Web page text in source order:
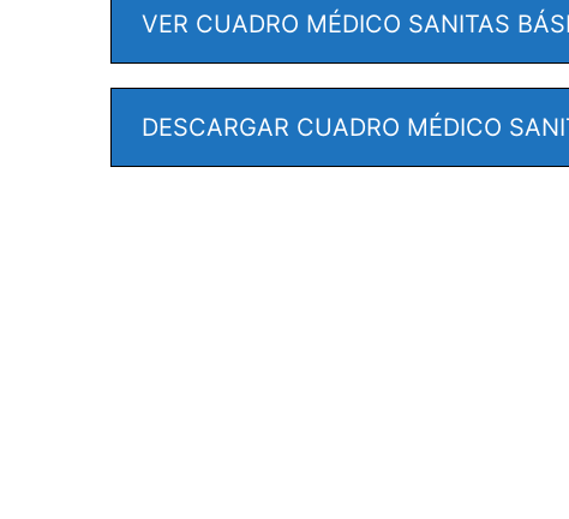
VER CUADRO MÉDICO SANITAS
DESCARGAR CUADRO MÉDICO